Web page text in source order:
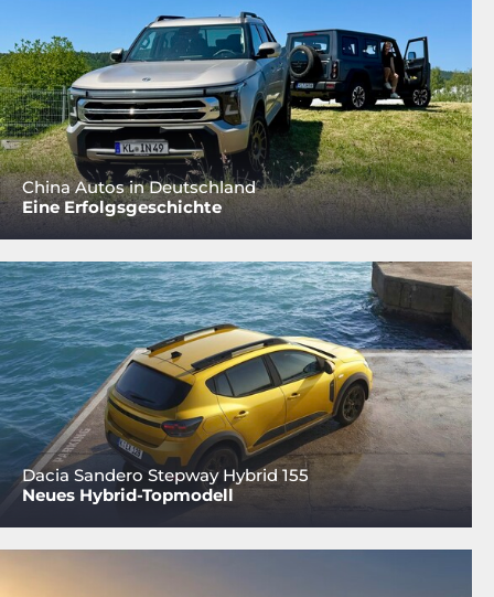
China Autos in Deutschland
Eine Erfolgsgeschichte
Dacia Sandero Stepway Hybrid 155
Neues Hybrid-Topmodell